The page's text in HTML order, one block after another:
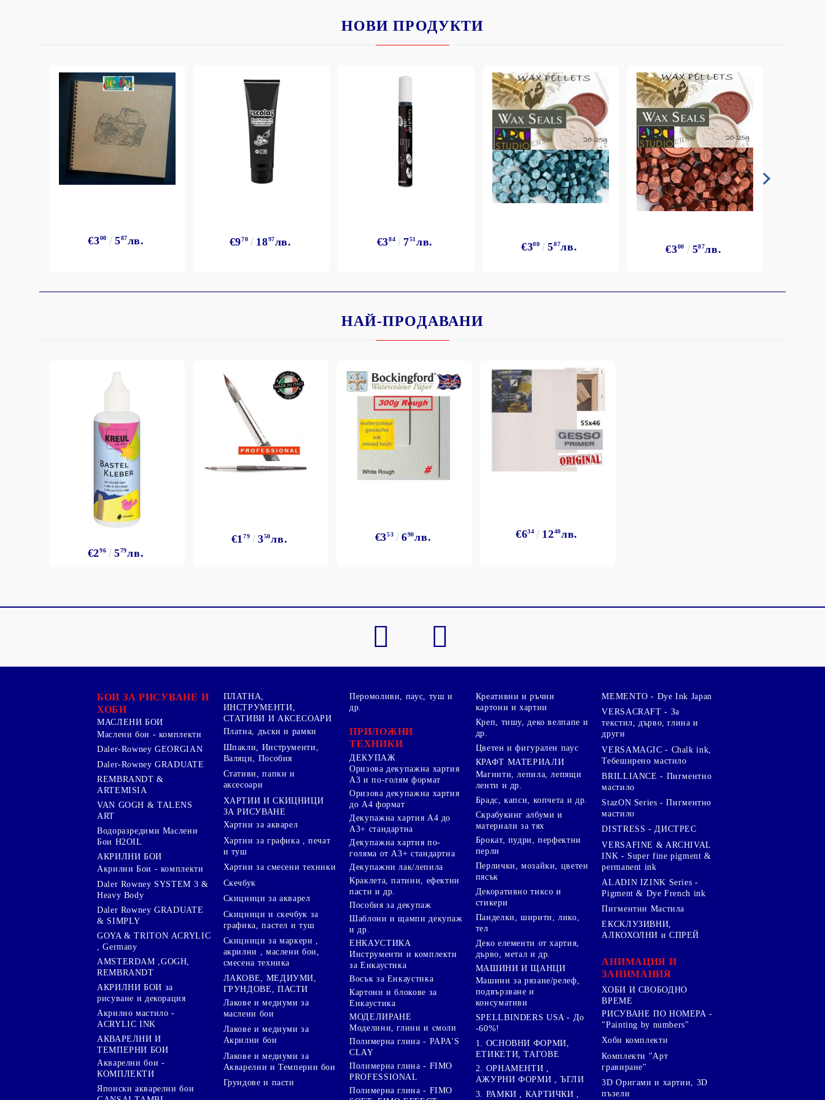
Регистрация
НОВИ ПРОДУКТИ
€300 587лв. €970 1897лв. €384 751лв. €300 587лв. €300 587лв.
НАЙ-ПРОДАВАНИ
€296 579лв.
€179 350лв. €353 690лв. €634 1240лв.
БОИ ЗА РИСУВАНЕ И
ХОБИ
МАСЛЕНИ БОИ
Маслени бои - комплекти
Daler-Rowney GEORGIAN
Daler-Rowney GRADUATE
REMBRANDT &
ARTEMISIA
VAN GOGH & TALENS
ART
Водоразредими Маслени
Бои H2OIL
АКРИЛНИ БОИ
Акрилни Бои - комплекти
Daler Rowney SYSTEM 3 &
Heavy Body
Daler Rowney GRADUATE
& SIMPLY
GOYA & TRITON АCRYLIC
, Germany
AMSTERDAM ,GOGH,
REMBRANDT
АКРИЛНИ БОИ за
рисуване и декорация
Акрилно мастило -
ACRYLIC INK
АКВАРЕЛНИ И
ТЕМПЕРНИ БОИ
Акварелни бои -
КОМПЛЕКТИ
Японски акварелни бои
ПЛАТНА,
ИНСТРУМЕНТИ,
СТАТИВИ И АКСЕСОАРИ
Платна, дъски и рамки
Шпакли, Инструменти,
Валяци, Пособия
Стативи, папки и
аксесоари
ХАРТИИ И СКИЦНИЦИ
ЗА РИСУВАНЕ
Хартии за акварел
Хартии за графика , печат
и туш
Хартии за смесени техники
Скечбук
Скицници за акварел
Скицници и скечбук за
графика, пастел и туш
Скицници за маркери ,
акрилни , маслени бои,
смесена техника
ЛАКОВЕ, МЕДИУМИ,
ГРУНДОВЕ, ПАСТИ
Лакове и медиуми за
маслени бои
Лакове и медиуми за
Акрилни бои
Лакове и медиуми за
Акварелни и Темперни бои
Грундове и пасти
Перомоливи, паус, туш и
др.
ПРИЛОЖНИ
ТЕХНИКИ
ДЕКУПАЖ
Оризова декупажна хартия
А3 и по-голям формат
Оризова декупажна хартия
до А4 формат
Декупажна хартия А4 до
А3+ стандартна
Декупажна хартия по-
голяма от А3+ стандартна
Декупажни лак/лепила
Краклета, патини, ефектни
пасти и др.
Пособия за декупаж
Шаблони и щампи декупаж
и др.
ЕНКАУСТИКА
Инструменти и комплекти
за Енкаустика
Восък за Енкаустика
Картони и блокове за
Енкаустика
МОДЕЛИРАНЕ
Моделини, глини и смоли
Полимерна глина - PAPA'S
CLAY
Полимерна глина - FIMO
PROFESSIONAL
Полимерна глина - FIMO
Креативни и ръчни
картони и хартии
Креп, тишу, деко велпапе и
др.
Цветен и фигурален паус
КРАФТ МАТЕРИАЛИ
Магнити, лепила, лепящи
ленти и др.
Брадс, капси, копчета и др.
Скрабукинг албуми и
материали за тях
Брокат, пудри, перфектни
перли
Перлички, мозайки, цветен
пясък
Декоративно тиксо и
стикери
Панделки, ширити, лико,
тел
Деко елементи от хартия,
дърво, метал и др.
МАШИНИ И ЩАНЦИ
Машини за рязане/релеф,
подвързване и
консумативи
SPELLBINDERS USA - До
-60%!
1. ОСНОВНИ ФОРМИ,
ЕТИКЕТИ, ТАГОВЕ
2. ОРНАМЕНТИ ,
АЖУРНИ ФОРМИ , ЪГЛИ
3. РАМКИ , КАРТИЧКИ ,
MEMENTO - Dye Ink Japan
VERSACRAFT - За
текстил, дърво, глина и
други
VERSAMAGIC - Chalk ink,
Тебеширено мастило
BRILLIANCE - Пигментно
мастило
StazON Series - Пигментно
мастило
DISTRESS - ДИСТРЕС
VERSAFINE & ARCHIVAL
INK - Super fine pigment &
permanent ink
ALADIN IZINK Series -
Pigment & Dye French ink
Пигментни Мастила
ЕКСКЛУЗИВНИ,
АЛКОХОЛНИ и СПРЕЙ
АНИМАЦИЯ И
ЗАНИМАНИЯ
ХОБИ И СВОБОДНО
ВРЕМЕ
РИСУВАНЕ ПО НОМЕРА -
"Painting by numbers"
Хоби комплекти
Комплекти "Арт
гравиране"
3D Оригами и хартии, 3D
пъзели